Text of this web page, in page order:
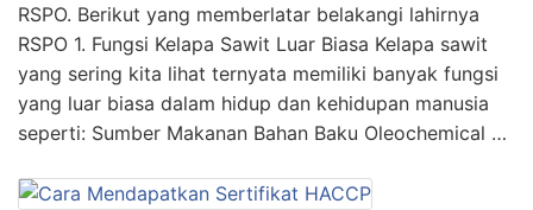
RSPO. Berikut yang memberlatar belakangi lahirnya
RSPO 1. Fungsi Kelapa Sawit Luar Biasa Kelapa sawit
yang sering kita lihat ternyata memiliki banyak fungsi
yang luar biasa dalam hidup dan kehidupan manusia
seperti: Sumber Makanan Bahan Baku Oleochemical …